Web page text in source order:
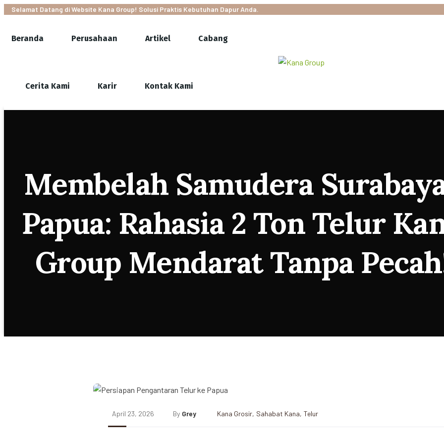
Selamat Datang di Website Kana Group! Solusi Praktis Kebutuhan Dapur Anda.
Beranda Perusahaan Artikel Cabang
Cerita Kami Karir Kontak Kami
Membelah Samudera
Papua: Rahasia 2 Ton Telur
Group Mendarat Tanpa
April 23, 2026 By Grey Kana Grosir, Sahabat Kana, Telur